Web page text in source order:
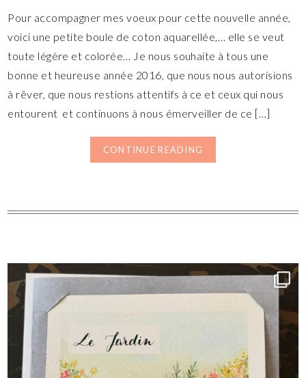
Pour accompagner mes voeux pour cette nouvelle année,
voici une petite boule de coton aquarellée,… elle se veut
toute légère et colorée… Je nous souhaite à tous une
bonne et heureuse année 2016, que nous nous autorisions
à rêver, que nous restions attentifs à ce et ceux qui nous
entourent et continuons à nous émerveiller de ce […]
CONTINUE READING